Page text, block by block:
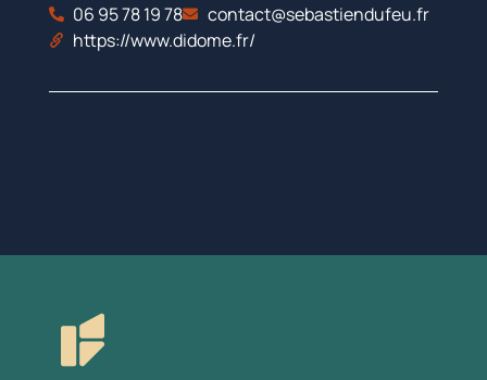
06 95 78 19 78
contact@sebastiendufeu.fr
https://www.didome.fr/